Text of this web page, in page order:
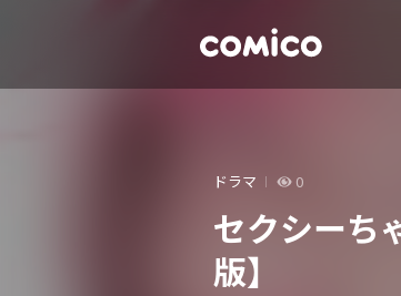
ドラマ 0
セクシーち
版】